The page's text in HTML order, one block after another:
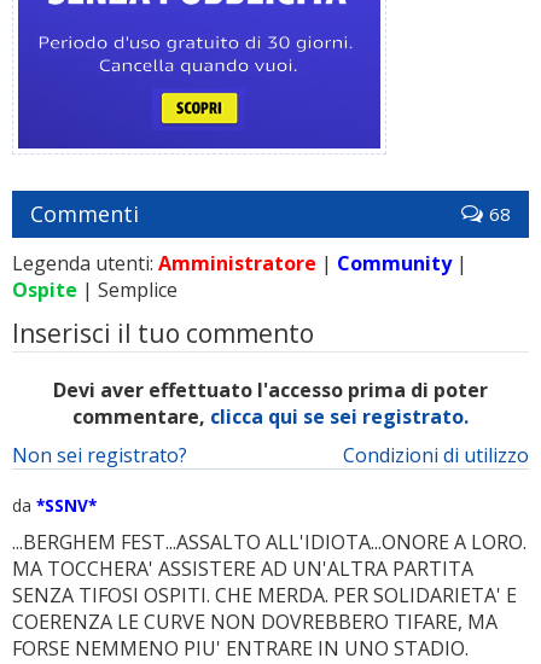
Commenti 68
Legenda utenti: Amministratore | Community|
Ospite | Semplice
Inserisci il tuo commento
Devi aver effettuato l'accesso prima di poter
commentare, clicca qui se sei registrato.
Condizioni di utilizzo
Non sei registrato?
da *SSNV*
...BERGHEM FEST...ASSALTO ALL'IDIOTA...ONORE A LORO.
MA TOCCHERA' ASSISTERE AD UN'ALTRA PARTITA
SENZA TIFOSI OSPITI. CHE MERDA. PER SOLIDARIETA' E
COERENZA LE CURVE NON DOVREBBERO TIFARE, MA
FORSE NEMMENO PIU' ENTRARE IN UNO STADIO.